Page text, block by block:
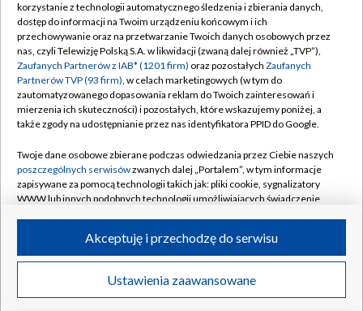
TVP
Abonament TVP
Emisja w TVP
Centrum informacji TVP
Naziemna Telewizja Cyfrowa
Rada Programowa
System NOS
Informacje o nadawcy
Program dla prasy
Ogłoszenie przetargowe
Regulamin TVP
Polityka prywatności
Moje zgody
Pomoc
Kontakt
Kanały
©2026 Telewizja Polska S.A. w likwidacji
korzystanie z technologii automatycznego śledzenia i zbierania danych,
dostęp do informacji na Twoim urządzeniu końcowym i ich
przechowywanie oraz na przetwarzanie Twoich danych osobowych przez
nas, czyli Telewizję Polską S.A. w likwidacji (zwaną dalej również „TVP”),
Zaufanych Partnerów z IAB* (1201 firm) oraz pozostałych Zaufanych
Partnerów TVP (93 firm), w celach marketingowych (w tym do
zautomatyzowanego dopasowania reklam do Twoich zainteresowań i
mierzenia ich skuteczności) i pozostałych, które wskazujemy poniżej, a
także zgody na udostępnianie przez nas identyfikatora PPID do Google.
Twoje dane osobowe zbierane podczas odwiedzania przez Ciebie naszych
poszczególnych serwisówzwanych dalej „Portalem”, w tym informacje
zapisywane za pomocą technologii takich jak: pliki cookie, sygnalizatory
WWW lub innych podobnych technologii umożliwiających świadczenie
ruchu w Internecie.
Twoje dane osobowe zbierane podczas odwiedzania przez Ciebie
poszczególnych serwisówna Portalu, takie jak adresy IP, identyfikatory
Ustawienia zaawansowane
Akceptuję i przechodzę do serwisu